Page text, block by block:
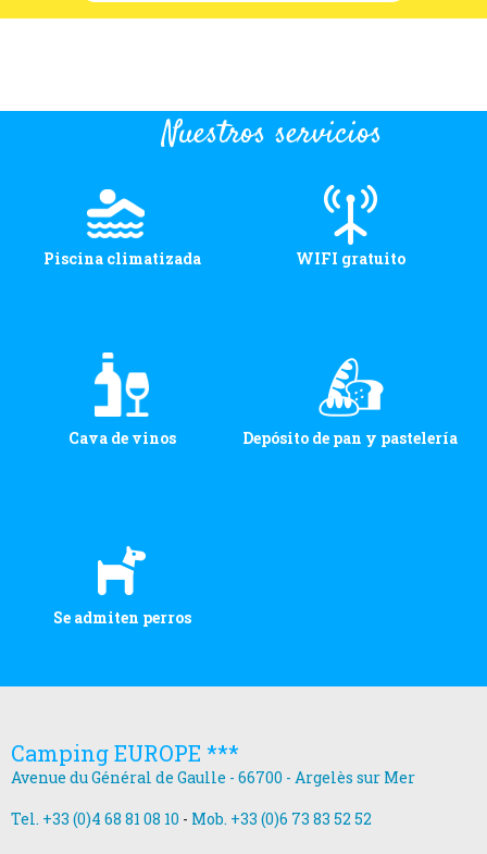
Nuestros servicios
Piscina climatizada WIFI gratuito
Cava de vinos Depósito de pan y pastelería
Se admiten perros
Camping EUROPE ***
Avenue du Général de Gaulle - 66700 - Argelès sur Mer
Tel. +33 (0)4 68 81 08 10 - Mob. +33 (0)6 73 83 52 52